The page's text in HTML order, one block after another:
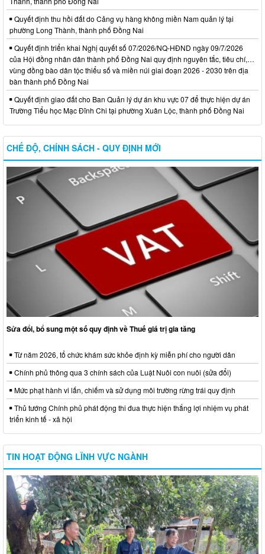
Quyết định thu hồi đất do Cảng vụ hàng không miền Nam quản lý tại
phường Long Thành, thành phố Đồng Nai
Quyết định triển khai Nghị quyết số 07/2026/NQ-HĐND ngày 09/7/2026
của Hội đồng nhân dân thành phố Đồng Nai quy định nguyên tắc, tiêu chí,…
vùng đồng bào dân tộc thiểu số và miền núi giai đoạn 2026 - 2030 trên địa
bàn thành phố Đồng Nai
Quyết định giao đất cho Ban Quản lý dự án khu vực 07 để thực hiện dự án
Trường Tiểu học Mạc Đĩnh Chi tại phường Xuân Lộc, thành phố Đồng Nai
CHẾ ĐỘ, CHÍNH SÁCH - QUY ĐỊNH MỚI
Sửa đổi, bổ sung một số quy định về Thuế giá trị gia tăng
Từ năm 2026, tổ chức khám sức khỏe định kỳ miễn phí cho người dân
Chính phủ thông qua 3 chính sách của Luật Nuôi con nuôi (sửa đổi)
Mức phạt hành vi lấn, chiếm và sử dụng môi trường rừng trái quy định
Thủ tướng Chính phủ phát động thi đua thực hiện thắng lợi nhiệm vụ phát
triển kinh tế - xã hội
TIN HOẠT ĐỘNG LĨNH VỰC NGÀNH